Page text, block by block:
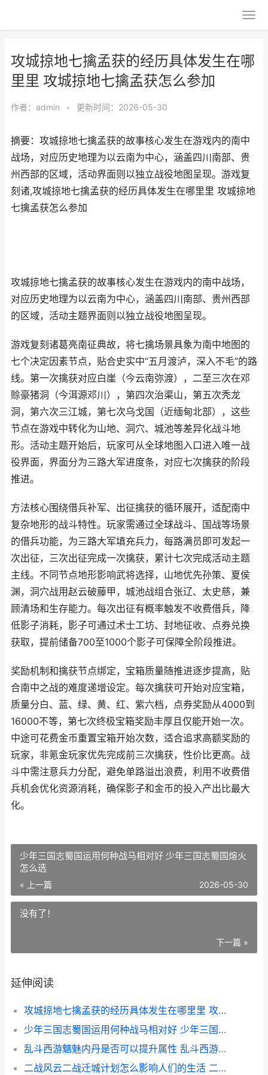
攻城掠地七擒孟获的经历具体发生在哪
里里 攻城掠地七擒孟获怎么参加
作者： admin • 更新时间：2026-05-30
摘要：攻城掠地七擒孟获的故事核心发生在游戏内的南中
战场，对应历史地理为以云南为中心，涵盖四川南部、贵
州西部的区域，活动界面则以独立战役地图呈现。游戏复
刻诸,攻城掠地七擒孟获的经历具体发生在哪里里 攻城掠地
七擒孟获怎么参加
攻城掠地七擒孟获的故事核心发生在游戏内的南中战场，
对应历史地理为以云南为中心，涵盖四川南部、贵州西部
的区域，活动主题界面则以独立战役地图呈现。
游戏复刻诸葛亮南征典故，将七擒场景具象为南中地图的
七个决定因素节点，贴合史实中“五月渡泸，深入不毛”的路
线。第一次擒获对应白崖（今云南弥渡），二至三次在邓
赊豪猪洞（今洱源邓川），第四次治渠山，第五次秃龙
洞，第六次三江城，第七次乌戈国（近缅甸北部），这些
节点在游戏中转化为山地、洞穴、城池等差异化战斗地
形。活动主题开始后，玩家可从全球地图入口进入唯一战
役界面，界面分为三路大军进度条，对应七次擒获的阶段
推进。
方法核心围绕借兵补军、出征擒获的循环展开，适配南中
复杂地形的战斗特性。玩家需通过全球战斗、国战等场景
的借兵功能，为三路大军填充兵力，每路满员即可发起一
次出征，三次出征完成一次擒获，累计七次完成活动主题
主线。不同节点地形影响武将选择，山地优先孙策、夏侯
渊，洞穴战用赵云破藤甲，城池战组合张辽、太史慈，兼
顾清场和生存能力。每次出征有概率触发不收费借兵，降
低影子消耗，影子可通过术士工坊、封地征收、点券兑换
获取，提前储备700至1000个影子可保障全阶段推进。
奖励机制和擒获节点绑定，宝箱质量随推进逐步提高，贴
合南中之战的难度递增设定。每次擒获可开始对应宝箱，
质量分白、蓝、绿、黄、红、紫六档，点券奖励从4000到
16000不等，第七次终极宝箱奖励丰厚且仅能开始一次。
中途可花费金币重置宝箱开始次数，适合追求高额奖励的
玩家，非氪金玩家优先完成前三次擒获，性价比更高。战
斗中需注意兵力分配，避免单路溢出浪费，利用不收费借
兵机会优化资源消耗，确保影子和金币的投入产出比最大
化。
少年三国志蜀国运用何种战马相对好 少年三国志蜀国熔火
怎么选
« 上一篇 2026-05-30
没有了！
下一篇 »
延伸阅读
攻城掠地七擒孟获的经历具体发生在哪里里 攻城掠地七擒孟获怎么参加
少年三国志蜀国运用何种战马相对好 少年三国志蜀国熔火怎么选
乱斗西游魑魅内丹是否可以提升属性 乱斗西游魅魉
二战风云二战迁城计划怎么影响人们的生活 二战风云24399